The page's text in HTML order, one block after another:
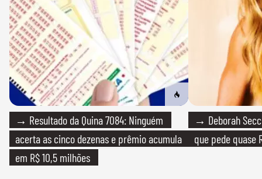
→ Resultado da Quina 7084: Ninguém
acerta as cinco dezenas e prêmio acumula
em R$ 10,5 milhões
→ Deborah
que pede quase